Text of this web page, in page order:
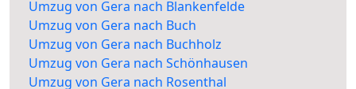
Umzug von Gera nach Blankenfelde
Umzug von Gera nach Buch
Umzug von Gera nach Buchholz
Umzug von Gera nach Schönhausen
Umzug von Gera nach Rosenthal